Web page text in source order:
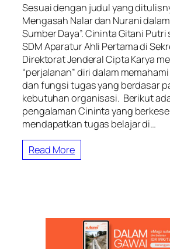
Sesuai dengan judul yang
Mengasah Nalar dan Nurani
Sumber Daya”. Cininta Gitani
SDM Aparatur Ahli Pertama di
Direktorat Jenderal Cipta Karya
“perjalanan” diri dalam
dan fungsi tugas yang berdasar
kebutuhan organisasi. Berikut
pengalaman Cininta yang
mendapatkan tugas belajar di…
Read More